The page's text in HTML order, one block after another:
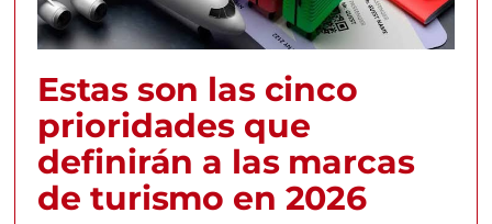
Estas son las cinco
prioridades que
definirán a las marcas
de turismo en 2026